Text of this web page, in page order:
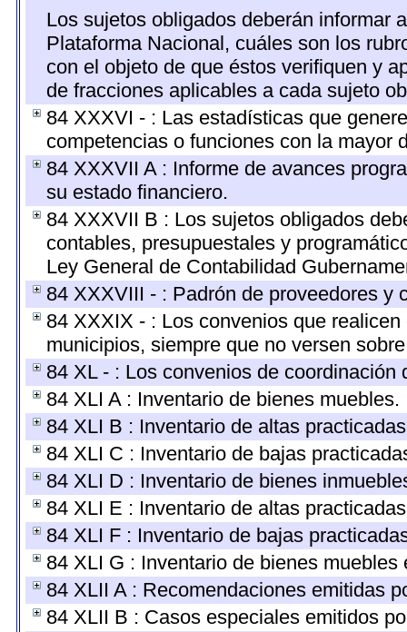
Los sujetos obligados deberán informar
Plataforma Nacional, cuáles son los
con el objeto de que éstos verifiquen y
de fracciones aplicables a cada sujeto
84 XXXVI - : Las estadísticas que
competencias o funciones con la mayor
84 XXXVII A : Informe de avances
su estado financiero.
84 XXXVII B : Los sujetos obligados
contables, presupuestales y
Ley General de Contabilidad
84 XXXVIII - : Padrón de proveedores y
84 XXXIX - : Los convenios que
municipios, siempre que no versen
84 XL - : Los convenios de
84 XLI A : Inventario de bienes muebles.
84 XLI B : Inventario de altas
84 XLI C : Inventario de bajas
84 XLI D : Inventario de bienes
84 XLI E : Inventario de altas
84 XLI F : Inventario de bajas
84 XLI G : Inventario de bienes muebles
84 XLII A : Recomendaciones emitidas
84 XLII B : Casos especiales emitidos